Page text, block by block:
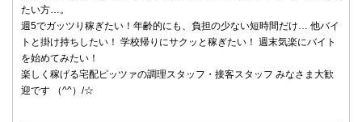
たい方…。
週5でガッツり稼ぎたい！年齢的にも、負担の少ない短時間だけ… 他バイ
トと掛け持ちしたい！ 学校帰りにサクッと稼ぎたい！ 週末気楽にバイト
を始めてみたい！
楽しく稼げる宅配ピッツァの調理スタッフ・接客スタッフ みなさま大歓
迎です （^^）/☆